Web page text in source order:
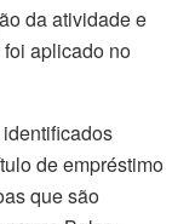
da atividade e
aplicado no
de empréstimo
que são